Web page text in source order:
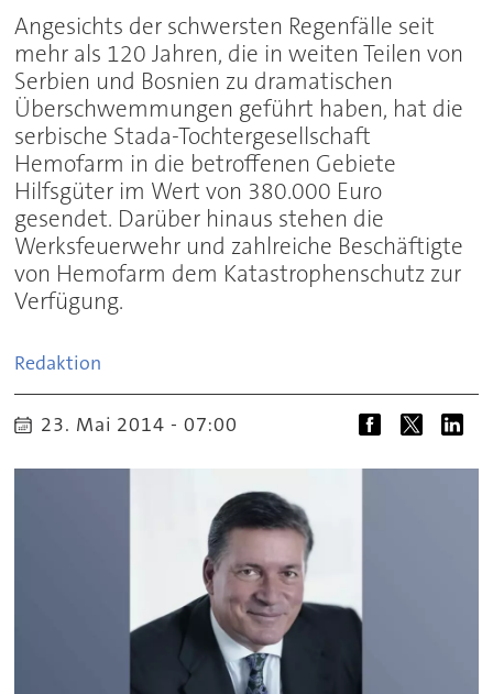
Angesichts der schwersten Regenfälle seit
mehr als 120 Jahren, die in weiten Teilen von
Serbien und Bosnien zu dramatischen
Überschwemmungen geführt haben, hat die
serbische Stada-Tochtergesellschaft
Hemofarm in die betroffenen Gebiete
Hilfsgüter im Wert von 380.000 Euro
gesendet. Darüber hinaus stehen die
Werksfeuerwehr und zahlreiche Beschäftigte
von Hemofarm dem Katastrophenschutz zur
Verfügung.
Redaktion
23. Mai 2014 - 07:00